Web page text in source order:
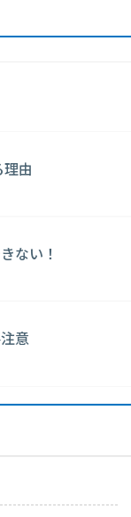
由
ない！
意